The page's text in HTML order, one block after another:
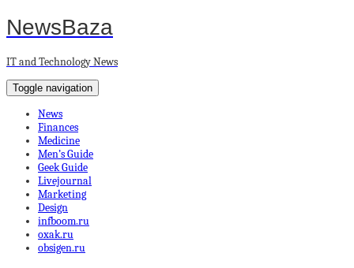
NewsBaza
IT and Technology News
Toggle navigation
News
Finances
Medicine
Men’s Guide
Geek Guide
Livejournal
Marketing
Design
infboom.ru
oxak.ru
obsigen.ru